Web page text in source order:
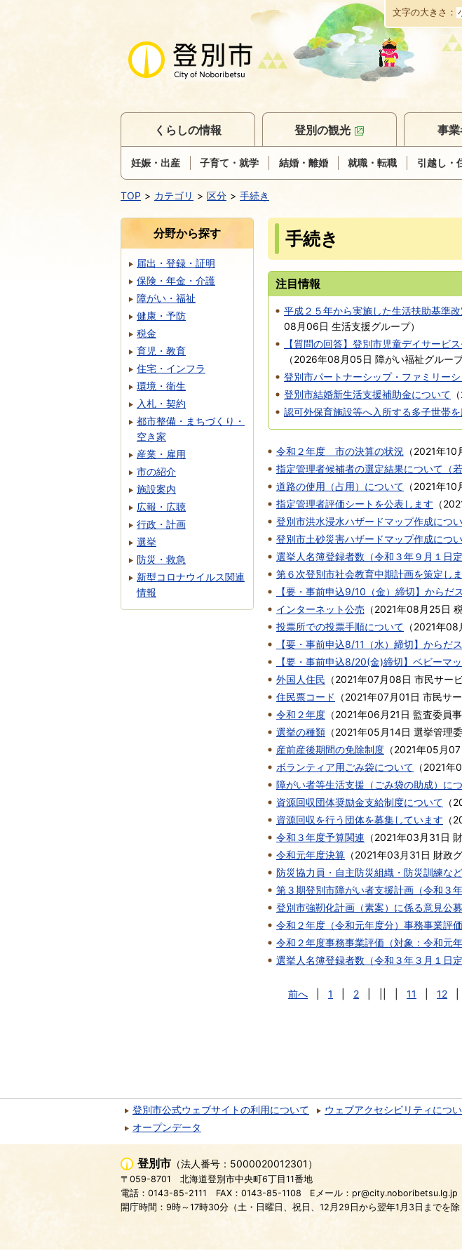
本
文
へ
移
動
文字の大きさ
くらしの情報
妊娠・出産 子育て・就学 結婚・離婚 就職・転職 引越し・
登別の観光 事
TOP カテゴリ 区分 手続き
手続き
注目情報
平成２５年から実施した生活扶助基準
08月06日 生活支援グループ）
【質問の回答】登別市児童デイサービ
（2026年08月05日 障がい福祉グルー
登別市パートナーシップ・ファミリー
登別市結婚新生活支援補助金について （
認可外保育施設等へ入所する多子世帯
令和２年度 市の決算の状況 （2021年10
指定管理者候補者の選定結果について（
道路の使用（占用）について （2021年10
指定管理者評価シートを公表します （
登別市洪水浸水ハザードマップ作成につ
登別市土砂災害ハザードマップ作成につ
選挙人名簿登録者数（令和３年９月１日定
第６次登別市社会教育中期計画を策定しま
【要・事前申込9/10（金）締切】からだ
インターネット公売 （2021年08月25日
投票所での投票手順について （2021年08
【要・事前申込8/11（水）締切】からだ
【要・事前申込8/20(金)締切】ベビーマ
外国人住民 （2021年07月08日 市民サー
住民票コード
（2021年07月01日 市民サ
令和２年度 （2021年06月21日 監査委員
選挙の種類 （2021年05月14日 選挙管理
産前産後期間の免除制度 （2021年05月07
ボランティア用ごみ袋について （2021年
障がい者等生活支援（ごみ袋の助成）に
資源回収団体奨励金支給制度について （
資源回収を行う団体を募集しています （
令和３年度予算関連 （2021年03月31日
令和元年度決算 （2021年03月31日 財政
防災協力員・自主防災組織・防災訓練など
第３期登別市障がい者支援計画（令和３
登別市強靭化計画（素案）に係る意見公
令和２年度（令和元年度分）事務事業評
令和２年度事務事業評価（対象：令和元年
選挙人名簿登録者数（令和３年３月１日定
前へ 1 2 11 12
分野から探す
届出・登録・証明
保険・年金・介護
障がい・福祉
健康・予防
税金
育児・教育
住宅・インフラ
環境・衛生
入札・契約
都市整備・まちづくり・
空き家
産業・雇用
市の紹介
施設案内
広報・広聴
行政・計画
選挙
防災・救急
新型コロナウイルス関連
情報
登別市公式ウェブサイトの利用について ウェブアクセシビリティにつ
オープンデータ
登別市 （法人番号：5000020012301）
〒059-8701
北海道登別市中央町6丁目11番地
電話：0143-85-2111
FAX：0143-85-1108 Eメール：pr@city.noboribetsu.lg.jp
開庁時間：9時～17時30分（土・日曜日、祝日、12月29日から翌年1月3日までを除